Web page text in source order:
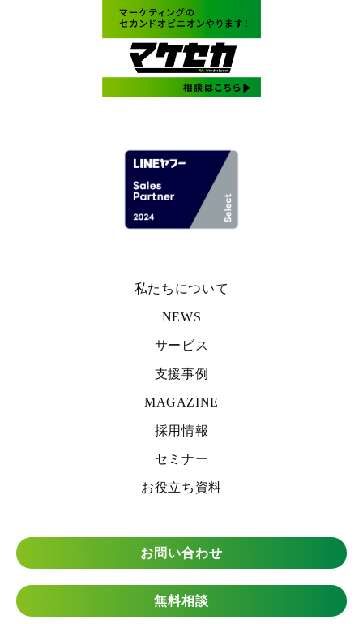
私たちについて
NEWS
サービス
支援事例
MAGAZINE
採用情報
セミナー
お役立ち資料
お問い合わせ
無料相談